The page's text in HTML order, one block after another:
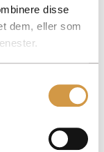
disse
dem, eller som